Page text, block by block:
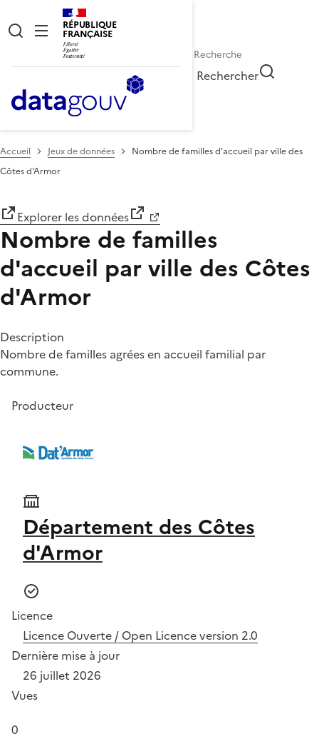
RÉPUBLIQUE
FRANÇAISE
Rechercher
Accueil Jeux de données
Nombre de familles d'accueil par ville des
Côtes d'Armor
Explorer les données
Nombre de familles
d'accueil par ville des Côtes
d'Armor
Description
Nombre de familles agrées en accueil familial par
commune.
Producteur
Département des Côtes
d'Armor
Licence
Licence Ouverte / Open Licence version 2.0
Dernière mise à jour
26 juillet 2026
Vues
0